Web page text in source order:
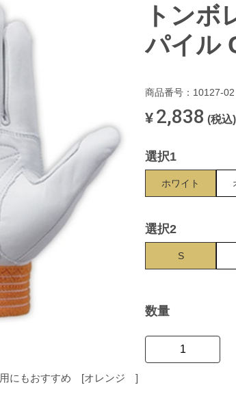
用にもおすすめ [オレンジ ]
トン
パイル
商品番号：10127-02
¥ 2,838 (税込)
選択1
ホワイト
選択2
S
数量